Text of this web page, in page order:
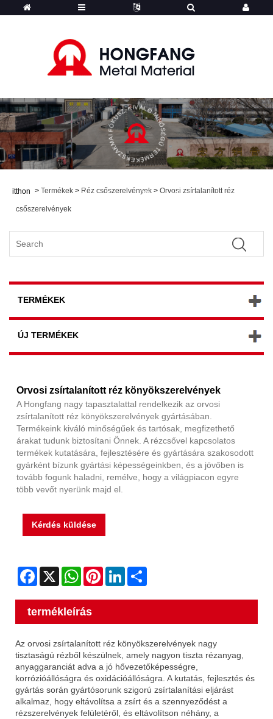
SZAKMAI FÓKUSZ, KIVÁLÓ MINŐSÉGŰ TERMÉKEK
Hongfang - Termékek
itthon > Termékek > Réz csőszerelvények > Orvosi zsírtalanított réz
csőszerelvények
TERMÉKEK
ÚJ TERMÉKEK
Orvosi zsírtalanított réz könyökszerelvények
A Hongfang nagy tapasztalattal rendelkezik az orvosi
zsírtalanított réz könyökszerelvények gyártásában.
Termékeink kiváló minőségűek és tartósak, megfizethető
árakat tudunk biztosítani Önnek. A rézcsővel kapcsolatos
termékek kutatására, fejlesztésére és gyártására szakosodott
gyárként bízunk gyártási képességeinkben, és a jövőben is
tovább fogunk haladni, remélve, hogy a világpiacon egyre
több vevőt nyerünk majd el.
Kérdés küldése
Facebook
X WhatsAppPinterestLinkedIn
termékleírás
Az orvosi zsírtalanított réz könyökszerelvények nagy
tisztaságú rézből készülnek, amely nagyon tiszta rézanyag,
anyaggaranciát adva a jó hővezetőképességre,
korrózióállóságra és oxidációállóságra. A kutatás, fejlesztés és
gyártás során gyártósorunk szigorú zsírtalanítási eljárást
alkalmaz, hogy eltávolítsa a zsírt és a szennyeződést a
rézszerelvények felületéről, és eltávolítson néhány, a